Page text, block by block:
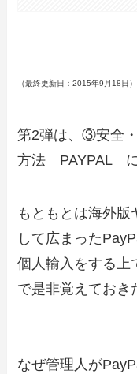
（最終更新日：2015年9月18日）
第2弾は、③安全
方法 PAYPAL に
もともとは海外版
して広まった
個人輸入をする上
で是非覚えておき
なぜ管理人が